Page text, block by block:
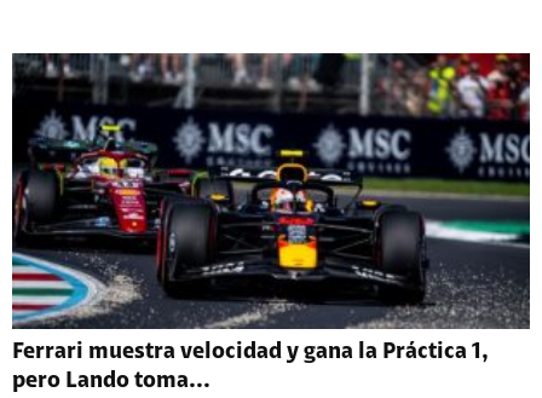
Ferrari muestra velocidad y gana la Práctica 1,
pero Lando toma...